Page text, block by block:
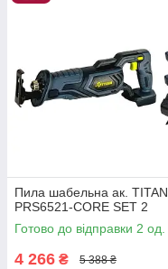
Пила шабельна ак. TITAN
PRS6521-CORE SET 2
Готово до відправки 2 од.
4 266 ₴ 5 388 ₴